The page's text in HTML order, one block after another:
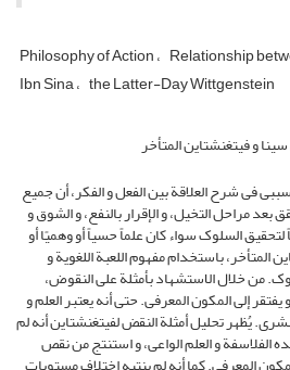
Philosophy of Action Relationship
Ibn Sina the Latter-Day Wittgenstein
و فیتغنشتاین المتأخر
فی شرح العلاقة بین الفعل و الفکر، أن جمیع
بعد مراحل التخیل، و الإقرار بالنفع، و الشوق و
لتحقیق السلوک سواء کان علماً حسیاً أو وهمیًا أو
المتأخر، باستخدام مفهوم اللعبة اللغویة و
من خلال الاستشهاد بأمثلة على النقوض،
إلى المکون المعرفی. حتى أنه یعتبر العلم و
یُظهر تحلیل أمثلة النقض لفیتغنشتاین أنه لم
الفلاسفة و العلم الواعی، و استنتج من نقص